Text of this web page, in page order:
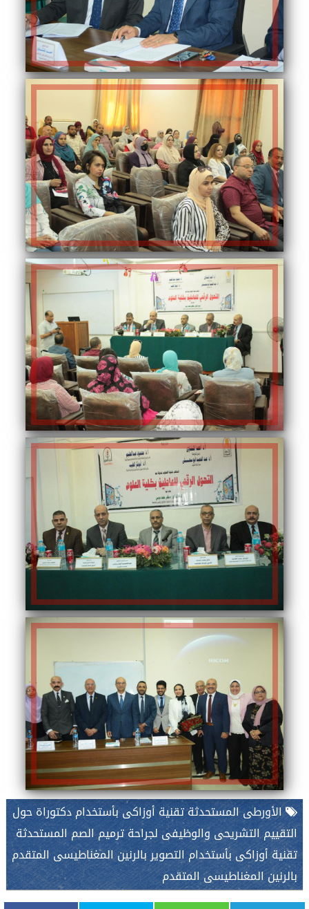
الأورطى المستحدثة تقنية أوزاكى بأستخدام دكتوراة حول
التقييم التشريحى والوظيفى لجراحة ترميم الصم المستحدثة
تقنية أوزاكى بأستخدام التصوير بالرنين المغناطيسى المتقدم
بالرنين المغناطيسى المتقدم